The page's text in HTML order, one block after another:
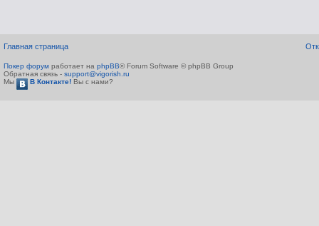
Главная страница
Покер форум работает на phpBB® Forum Software © phpBB Group
Обратная связь - support@vigorish.ru
Мы
В Контакте! Вы с нами?